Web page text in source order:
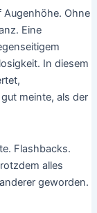
Augenhöhe. Ohne
Eine
In diesem
meinte, als der
Flashbacks.
alles
geworden.